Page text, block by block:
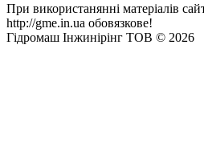
При використанянні матеріалів
http://gme.in.ua обовязкове!
Гідромаш Інжинірінг ТОВ © 2026